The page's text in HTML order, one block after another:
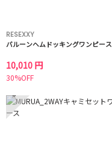
RESEXXY
バルーンヘムドッキングワンピース
10,010 円
30%OFF
3